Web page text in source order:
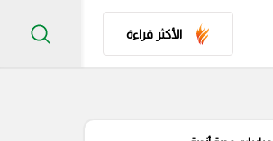
الأكثر قراءة